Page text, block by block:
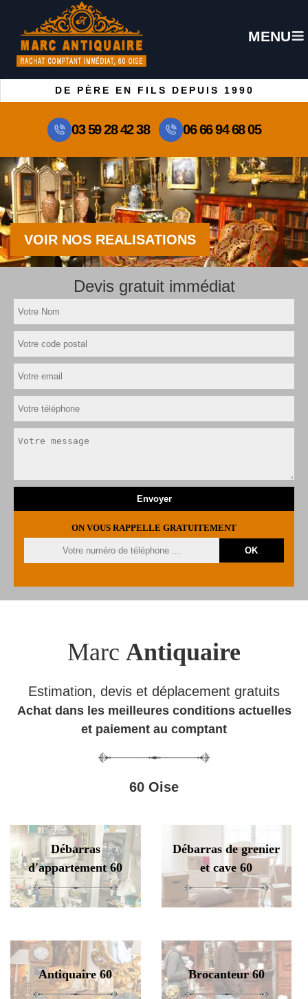
MENU
DE PÈRE EN FILS DEPUIS 1990
03 59 28 42 38 06 66 94 68 05
VOIR NOS REALISATIONS
Devis gratuit immédiat
ON VOUS RAPPELLE GRATUITEMENT
Marc Antiquaire
Estimation, devis et déplacement gratuits
Achat dans les meilleures conditions actuelles
et paiement au comptant
60 Oise
Débarras
d'appartement 60
Débarras de grenier
et cave 60
Antiquaire 60 Brocanteur 60